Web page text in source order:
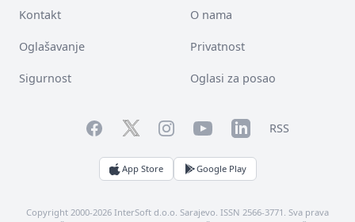
Kontakt O nama
Oglašavanje Privatnost
Sigurnost Oglasi za posao
FacebookTwitterInstagramYouTubeLinkedInRSS
App Store Google Play
Copyright 2000-2026 InterSoft d.o.o. Sarajevo. ISSN 2566-3771. Sva prava